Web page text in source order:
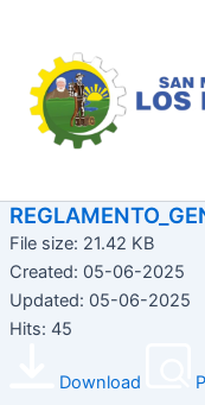
contenido
File size: 21.42 KB
Created: 05-06-2025
Updated: 05-06-2025
Hits: 45
Download